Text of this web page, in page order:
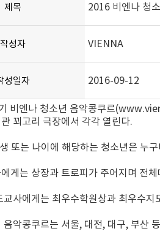
제목 2016 비엔나 청
작성자 VIENNA
성일자 2016-09-12
비엔나 청소년 음악콩쿠르(
꾀고리 극장에서 각각 열린다.
또는 나이에 해당하는 청소년은 누
게는 상장과 트로피가 주어지며 전
교사에게는 최우수학원상과 최우수지
음악콩쿠르는 서울, 대전, 대구, 부산